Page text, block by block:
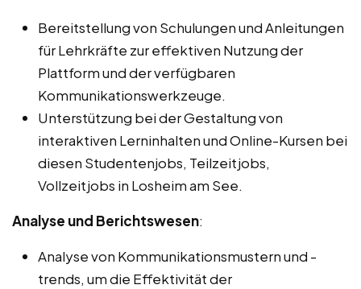
Bereitstellung von Schulungen und Anleitungen
für Lehrkräfte zur effektiven Nutzung der
Plattform und der verfügbaren
Kommunikationswerkzeuge.
Unterstützung bei der Gestaltung von
interaktiven Lerninhalten und Online-Kursen bei
diesen Studentenjobs, Teilzeitjobs,
Vollzeitjobs in Losheim am See.
Analyse und Berichtswesen:
Analyse von Kommunikationsmustern und -
trends, um die Effektivität der